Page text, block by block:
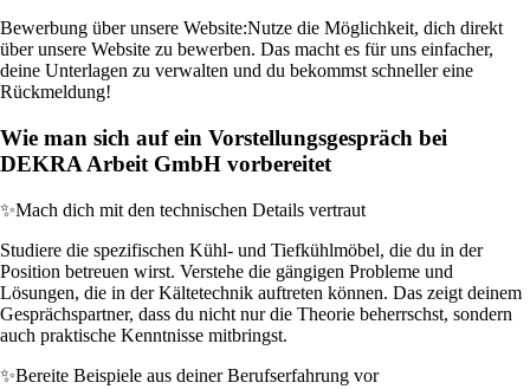
Bewerbung über unsere Website:Nutze die Möglichkeit, dich direkt
über unsere Website zu bewerben. Das macht es für uns einfacher,
deine Unterlagen zu verwalten und du bekommst schneller eine
Rückmeldung!
Wie man sich auf ein Vorstellungsgespräch bei
DEKRA Arbeit GmbH vorbereitet
✨Mach dich mit den technischen Details vertraut
Studiere die spezifischen Kühl- und Tiefkühlmöbel, die du in der
Position betreuen wirst. Verstehe die gängigen Probleme und
Lösungen, die in der Kältetechnik auftreten können. Das zeigt deinem
Gesprächspartner, dass du nicht nur die Theorie beherrschst, sondern
auch praktische Kenntnisse mitbringst.
✨Bereite Beispiele aus deiner Berufserfahrung vor